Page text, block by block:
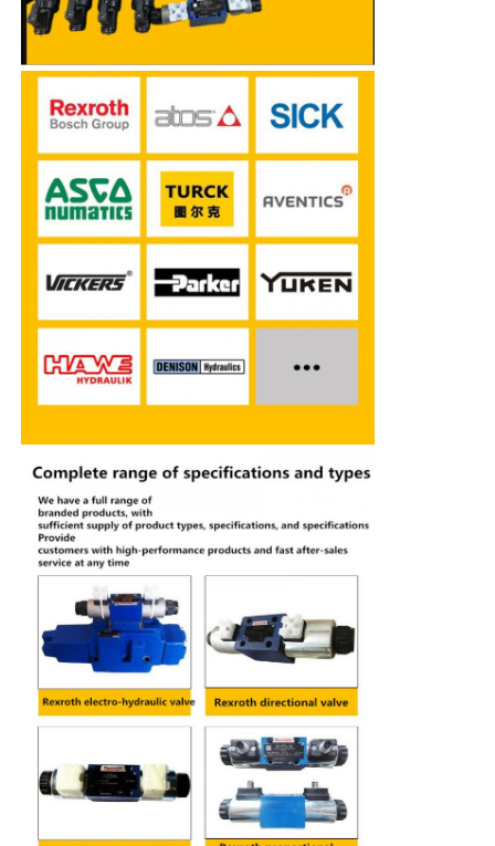
Parker Hydraulic Pump
Pompe hydraulique de Vickers
Valve hydraulique Rexroth
Valve hydraulique YUKEN
Pompe hydraulique de Yuken